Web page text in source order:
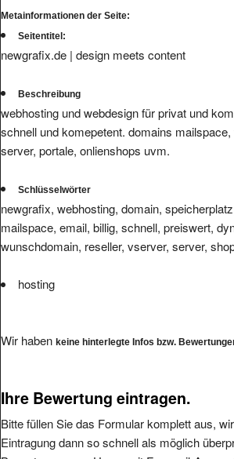
Metainformationen der Seite:
Seitentitel:
newgrafix.de | design meets content
Beschreibung
webhosting und webdesign für privat und
schnell und komepetent. domains
server, portale, onlienshops uvm.
Schlüsselwörter
newgrafix, webhosting, domain,
mailspace, email, billig, schnell, preiswert,
wunschdomain, reseller, vserver, server,
hosting
Wir haben keine hinterlegte Infos bzw.
Ihre Bewertung eintragen.
Bitte füllen Sie das Formular komplett aus,
Eintragung dann so schnell als möglich